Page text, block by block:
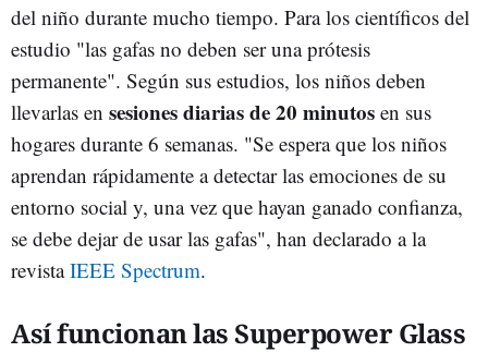
del niño durante mucho tiempo. Para los científicos del
estudio "las gafas no deben ser una prótesis
permanente". Según sus estudios, los niños deben
llevarlas en sesiones diarias de 20 minutos en sus
hogares durante 6 semanas. "Se espera que los niños
aprendan rápidamente a detectar las emociones de su
entorno social y, una vez que hayan ganado confianza,
se debe dejar de usar las gafas", han declarado a la
revistaIEEE Spectrum.
Así funcionan las Superpower Glass